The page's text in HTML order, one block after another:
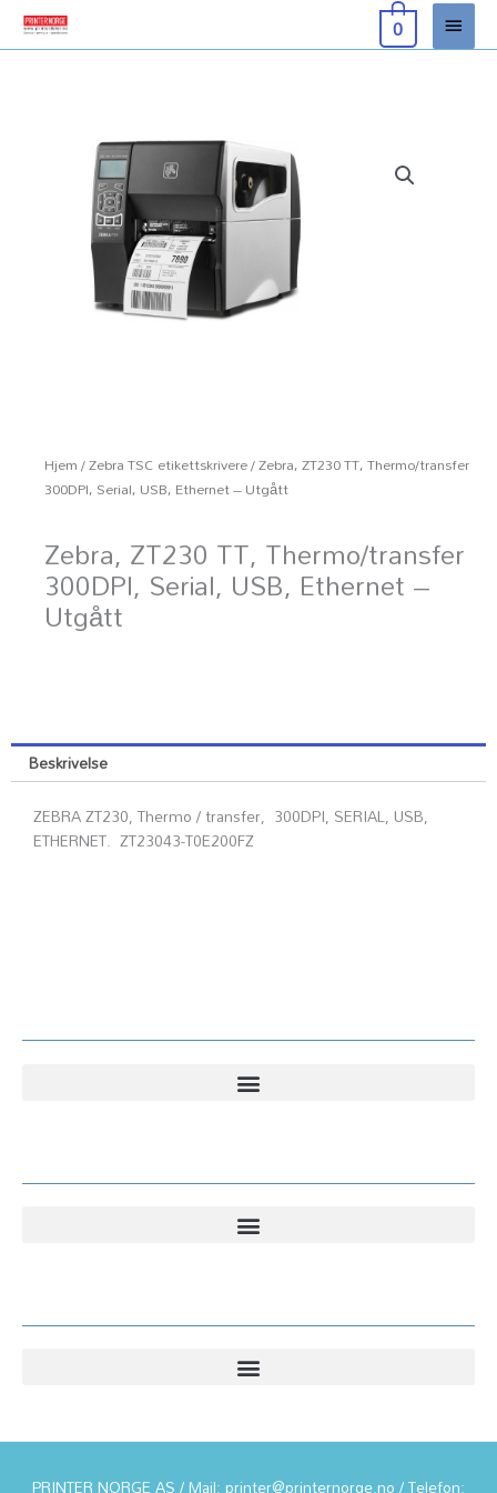
Hopp
rett
til
0
Hjem/Zebra TSC etikettskrivere/ Zebra, ZT230 TT, Thermo/transfer
300DPI, Serial, USB, Ethernet – Utgått
Zebra, ZT230 TT, Thermo/transfer
300DPI, Serial, USB, Ethernet –
Utgått
Beskrivelse
ZEBRA ZT230, Thermo / transfer, 300DPI, SERIAL, USB,
ETHERNET. ZT23043-T0E200FZ
PRINTER NORGE AS / Mail: printer@printernorge.no / Telefon: